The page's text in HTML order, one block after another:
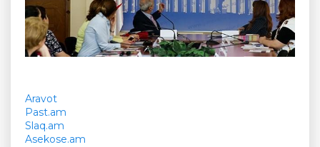
Aravot
Past.am
Slaq.am
Asekose.am